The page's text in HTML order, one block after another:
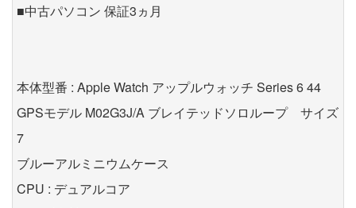
■中古パソコン 保証3ヵ月
本体型番 : Apple Watch アップルウォッチ Series 6 44
GPSモデル M02G3J/A ブレイテッドソロループ サイズ
7
ブルーアルミニウムケース
CPU : デュアルコア